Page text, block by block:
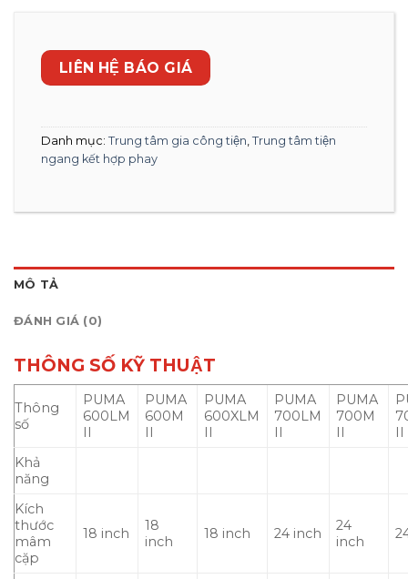
LIÊN HỆ BÁO GIÁ
Danh mục: Trung tâm gia công tiện, Trung tâm tiện
ngang kết hợp phay
MÔ TẢ
ĐÁNH GIÁ (0)
THÔNG SỐ KỸ THUẬT
Thông
số
PUMA
600LM
PUMA
600M
PUMA
600XLM
PUMA
700LM
PUMA
700M
Khả
năng
Kích
thước
mâm
cặp
18 inch
18
inch
18 inch 24 inch
24
inch